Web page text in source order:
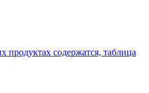
продуктах содержатся, таблица